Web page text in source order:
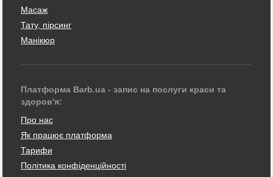
Масаж
Тату, пірсинг
Манікюр
Платформа Barb.ua - запис на послуги краси та
здоров'я:
Про нас
Як працює платформа
Тарифи
Політика конфіденційності